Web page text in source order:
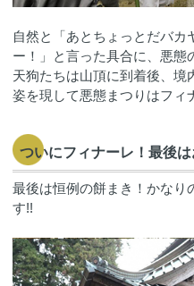
自然と「あとちょっとだバカ
ー！」と言った具合に、悪態
天狗たちは山頂に到着後、境
姿を現して悪態まつりはフィ
ついにフィナーレ！最後
最後は恒例の餅まき！かなり
す!!